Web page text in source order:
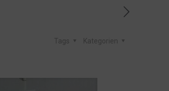
Kategorien
Tags